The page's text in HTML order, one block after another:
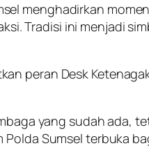
menghadirkan
Tradisi ini menjadi
peran Desk
yang sudah
Sumsel terbuka